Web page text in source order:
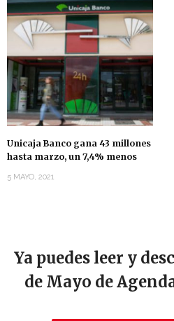
Unicaja Banco gana 43 millones
hasta marzo, un 7,4% menos
5 MAYO, 2021
Ya puedes leer y
de Mayo de